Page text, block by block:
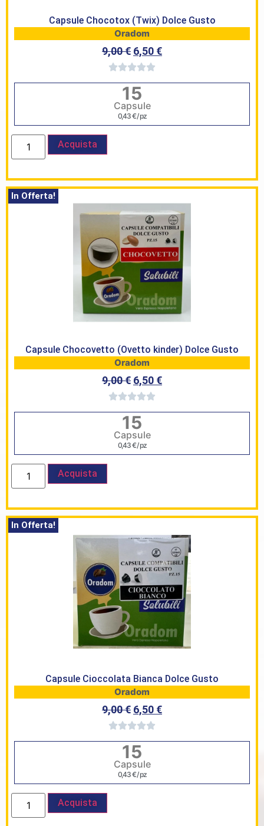
SerieCapsule Chocotox (Twix) Dolce Gusto
Oradom
9,00€ 6,50 €
15
Capsule
0,43€/ pz
Acquista
In Offerta!
Capsule Chocovetto (Ovetto kinder) Dolce Gusto
Oradom
9,00€ 6,50 €
15
Capsule
0,43€/ pz
Acquista
In Offerta!
Capsule Cioccolata Bianca Dolce Gusto
Oradom
9,00€ 6,50 €
15
Capsule
0,43€/ pz
Acquista